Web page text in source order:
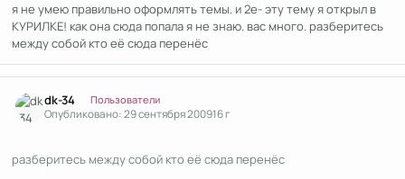
я не умею правильно оформлять темы. и 2е- эту тему я открыл в
КУРИЛКЕ! как она сюда попала я не знаю. вас много. разберитесь
между собой кто её сюда перенёс
dk-34 Пользователи
Опубликовано:29 сентября 200916 г
разберитесь между собой кто её сюда перенёс